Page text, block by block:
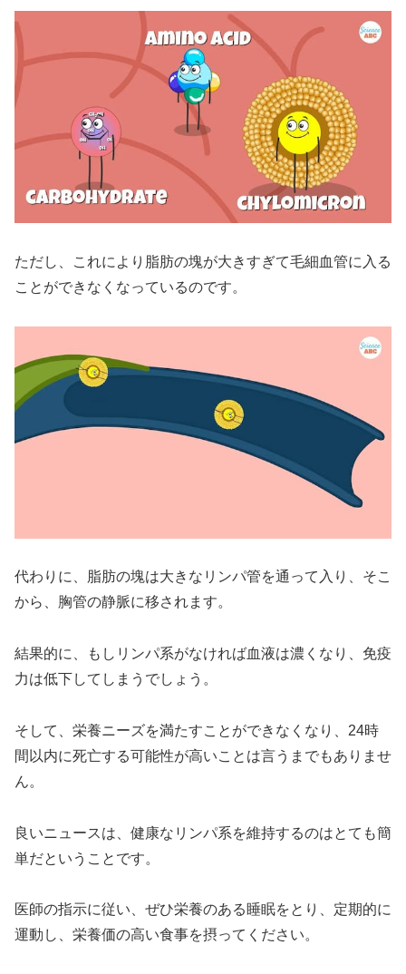
ただし、これにより脂肪の塊が大きすぎて毛細血管に入る
ことができなくなっているのです。
代わりに、脂肪の塊は大きなリンパ管を通って入り、そこ
から、胸管の静脈に移されます。
結果的に、もしリンパ系がなければ血液は濃くなり、免疫
力は低下してしまうでしょう。
そして、栄養ニーズを満たすことができなくなり、24時
間以内に死亡する可能性が高いことは言うまでもありませ
ん。
良いニュースは、健康なリンパ系を維持するのはとても簡
単だということです。
医師の指示に従い、ぜひ栄養のある睡眠をとり、定期的に
運動し、栄養価の高い食事を摂ってください。